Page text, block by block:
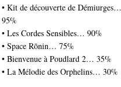
• Kit de découverte de Démiurges…
95%
• Les Cordes Sensibles… 90%
• Space Rōnin… 75%
• Bienvenue à Poudlard 2… 35%
• La Mélodie des Orphelins… 30%